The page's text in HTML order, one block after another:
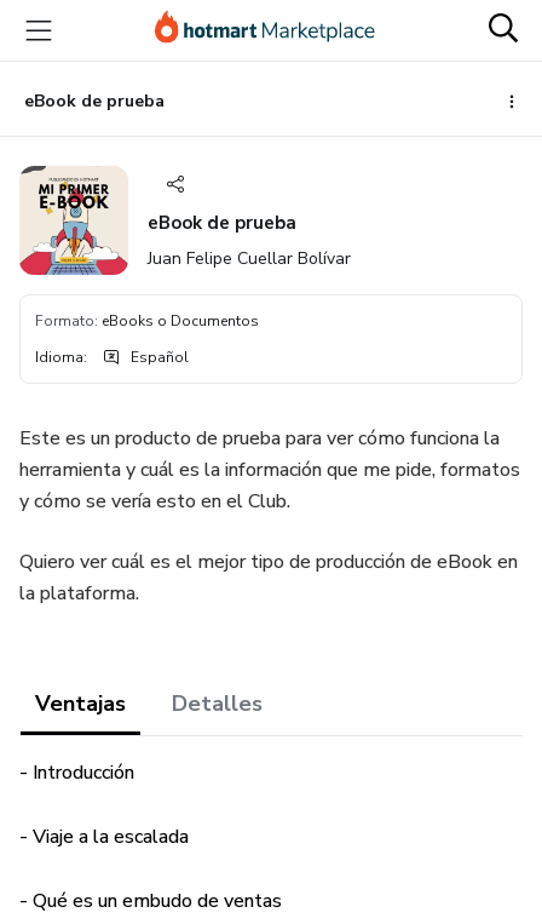
principal
página
de
página
eBook de prueba
eBook de prueba
Juan Felipe Cuellar Bolívar
Formato: eBooks o Documentos
Idioma: Español
Este es un producto de prueba para ver cómo funciona la
herramienta y cuál es la información que me pide, formatos
y cómo se vería esto en el Club.
Quiero ver cuál es el mejor tipo de producción de eBook en
la plataforma.
Ventajas Detalles
- Introducción
- Viaje a la escalada
- Qué es un embudo de ventas